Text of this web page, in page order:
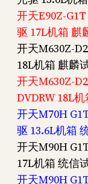
开天E90Z-
驱 17L机箱 麒
开天M630Z-
18L机箱 麒麟
开天M630Z-
DVDRW 18L
开天M70H
驱 13.6L机箱
开天M90H
17L机箱 统信
开天M90H